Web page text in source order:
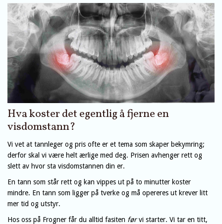
Hva koster det egentlig å fjerne en
visdomstann?
Vi vet at tannleger og pris ofte er et tema som skaper bekymring;
derfor skal vi være helt ærlige med deg. Prisen avhenger rett og
slett av hvor sta visdomstannen din er.
En tann som står rett og kan vippes ut på to minutter koster
mindre. En tann som ligger på tverke og må opereres ut krever litt
mer tid og utstyr.
Hos oss på Frogner får du alltid fasiten førvi starter. Vi tar en titt,